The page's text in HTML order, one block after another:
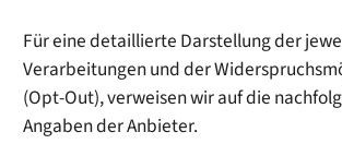
Für eine detaillierte Darstellung der
Verarbeitungen und der
(Opt-Out), verweisen wir auf die
Angaben der Anbieter.